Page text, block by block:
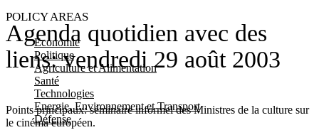
POLICY AREAS
Economie
Politique
Agriculture et Alimentation
Santé
Technologies
Energie, Environnement et Transport
Défense
Agenda quotidien avec des
liens: vendredi 29 août 2003
Points principaux: séminaire informel des Ministres de la culture sur
le cinéma européen.